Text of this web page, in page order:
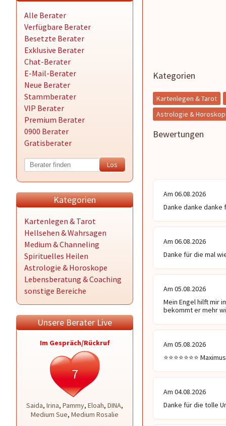
Alle Berater
Verfügbare Berater
Besetzte Berater
Exklusive Berater
Chat-Berater
E-Mail-Berater
Neue Berater
Stammberater
VIP Berater
Premium Berater
0900 Berater
Gratisberater
Kategorien
Kartenlegen & Tarot
Hellsehen & Wahrsagen
Medium & Channeling
Spirituelles Heilen
Astrologie & Horoskope
Lebensberatung & Coaching
sonstige Bereiche
Unsere Berater Live
Im Gespräch/Rückruf
7
Saida, Irina, Pammy, Eloah, DINA,
Medium Sue, Medium Rosalie
Kategorien
Kartenlegen & Tarot
Astrologie &
Bewertungen
Am 06.08.2026
Danke danke danke
Am 06.08.2026
Danke für die mal
Am 05.08.2026
Mein Engel hilft mir
bekommt er mehr
Am 05.08.2026
⭐⭐⭐⭐⭐⭐⭐
Am 04.08.2026
Danke für die tolle